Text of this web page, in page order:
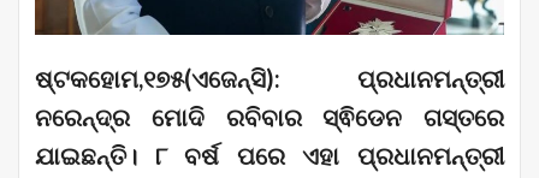
ଷ୍ଟକହୋମ,୧୭୫(ଏଜେନ୍ସି): ପ୍ରଧାନମନ୍ତ୍ରୀ
ନରେନ୍ଦ୍ର ମୋଦି ରବିବାର ସ୍ଵିଡେନ ଗସ୍ତରେ
ଯାଇଛନ୍ତି। ୮ ବର୍ଷ ପରେ ଏହା ପ୍ରଧାନମନ୍ତ୍ରୀ